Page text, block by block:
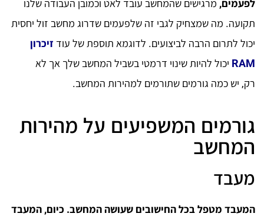
לפעמים, מרגישים שהמחשב עובד לאט וכמובן העבודה שלנו
תקועה. מה שמצחיק לגבי זה שלפעמים שדרוג מחשב זול יחסית
יכול לתרום הרבה לביצועים. לדוגמא תוספת של עוד זיכרון
RAM יכול להיות שינוי דרמטי בשביל המחשב שלך אך לא
רק, יש כמה גורמים שתורמים למהירות המחשב.
גורמים המשפיעים על מהירות
המחשב
מעבד
המעבד מטפל בכל החישובים שעושה המחשב. כיום, המעבד